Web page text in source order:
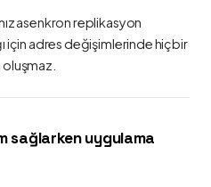
asenkron replikasyon
için adres değişimlerinde hiçbir
oluşmaz.
sağlarken uygulama